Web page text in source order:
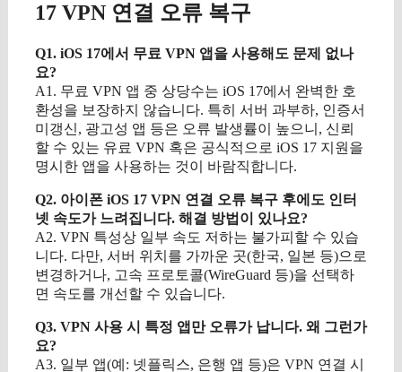
17 VPN 연결 오류 복구
Q1. iOS 17에서 무료 VPN 앱을 사용해도 문제 없나
요?
A1. 무료 VPN 앱 중 상당수는 iOS 17에서 완벽한 호
환성을 보장하지 않습니다. 특히 서버 과부하, 인증서
미갱신, 광고성 앱 등은 오류 발생률이 높으니, 신뢰
할 수 있는 유료 VPN 혹은 공식적으로 iOS 17 지원을
명시한 앱을 사용하는 것이 바람직합니다.
Q2. 아이폰 iOS 17 VPN 연결 오류 복구 후에도 인터
넷 속도가 느려집니다. 해결 방법이 있나요?
A2. VPN 특성상 일부 속도 저하는 불가피할 수 있습
니다. 다만, 서버 위치를 가까운 곳(한국, 일본 등)으로
변경하거나, 고속 프로토콜(WireGuard 등)을 선택하
면 속도를 개선할 수 있습니다.
Q3. VPN 사용 시 특정 앱만 오류가 납니다. 왜 그런가
요?
A3. 일부 앱(예: 넷플릭스, 은행 앱 등)은 VPN 연결 시